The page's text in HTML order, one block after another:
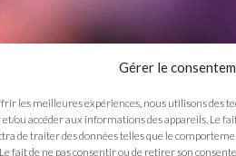
Gérer le
les meilleures expériences, nous utilisons des
ou accéder aux informations des appareils. Le
de traiter des données telles que le
fait de ne pas consentir ou de retirer son